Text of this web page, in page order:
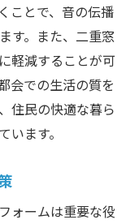
ことで、音の伝播
す。また、二重窓
軽減することが可
会での生活の質を
住民の快適な暮ら
ます。
ォームは重要な役